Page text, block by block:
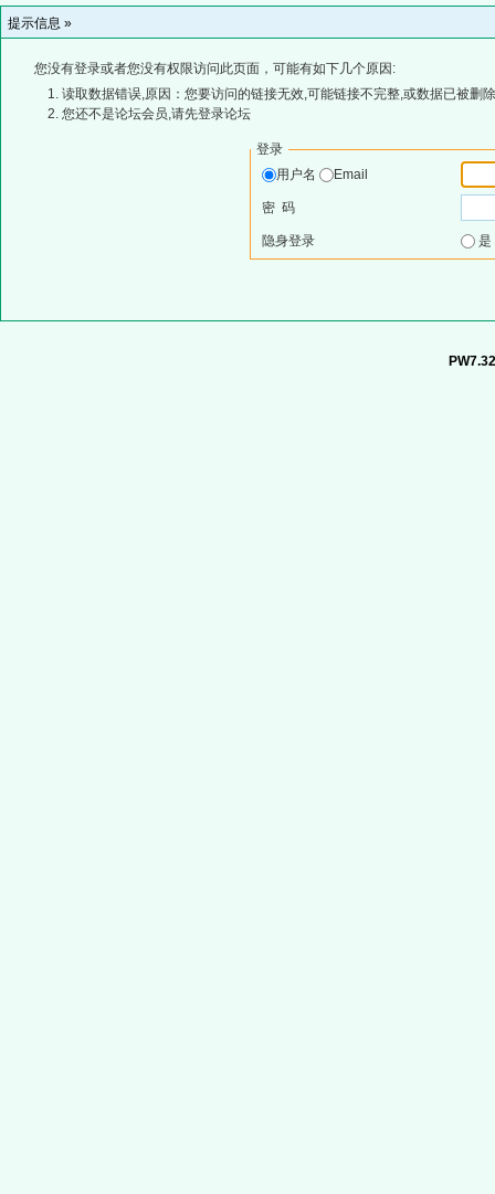
提示信息 »
您没有登录或者您没有权限访问此页面，可能有如下几个原因:
读取数据错误,原因：您要访问的链接无效,可能链接不完整,或数据已被删
您还不是论坛会员,请先登录论坛
登录
用户名
Email
密 码
隐身登录